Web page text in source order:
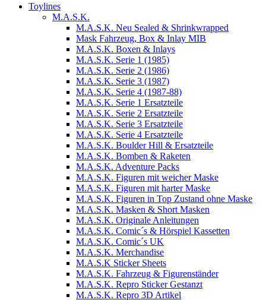
Toylines
M.A.S.K.
M.A.S.K. Neu Sealed & Shrinkwrapped
Mask Fahrzeug, Box & Inlay MIB
M.A.S.K. Boxen & Inlays
M.A.S.K. Serie 1 (1985)
M.A.S.K. Serie 2 (1986)
M.A.S.K. Serie 3 (1987)
M.A.S.K. Serie 4 (1987-88)
M.A.S.K. Serie 1 Ersatzteile
M.A.S.K. Serie 2 Ersatzteile
M.A.S.K. Serie 3 Ersatzteile
M.A.S.K. Serie 4 Ersatzteile
M.A.S.K. Boulder Hill & Ersatzteile
M.A.S.K. Bomben & Raketen
M.A.S.K. Adventure Packs
M.A.S.K. Figuren mit weicher Maske
M.A.S.K. Figuren mit harter Maske
M.A.S.K. Figuren in Top Zustand ohne Maske
M.A.S.K. Masken & Short Masken
M.A.S.K. Originale Anleitungen
M.A.S.K. Comic´s & Hörspiel Kassetten
M.A.S.K. Comic´s UK
M.A.S.K. Merchandise
M.A.S.K Sticker Sheets
M.A.S.K. Fahrzeug & Figurenständer
M.A.S.K. Repro Sticker Gestanzt
M.A.S.K. Repro 3D Artikel